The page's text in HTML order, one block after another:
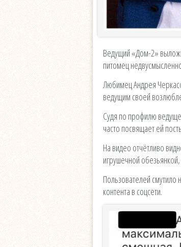
Ведущий «Дом-2»
питомец
Любимец Андрея
ведущим своей
Судя по профилю
часто посвящает ей
На видео отчётливо
игрушечной обезьянкой,
Пользователей смутило
контента в соцсети.